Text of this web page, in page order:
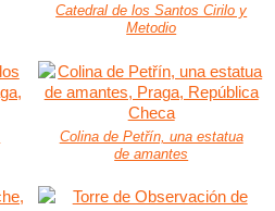
Catedral de los Santos Cirilo y
Metodio
Colina de Petřín, una estatua
de amantes